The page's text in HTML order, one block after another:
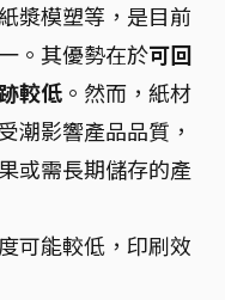
漿模塑等，是目前
。其優勢在於可回
較低 。然而，紙材
潮影響產品品質，
或需長期儲存的產
可能較低，印刷效